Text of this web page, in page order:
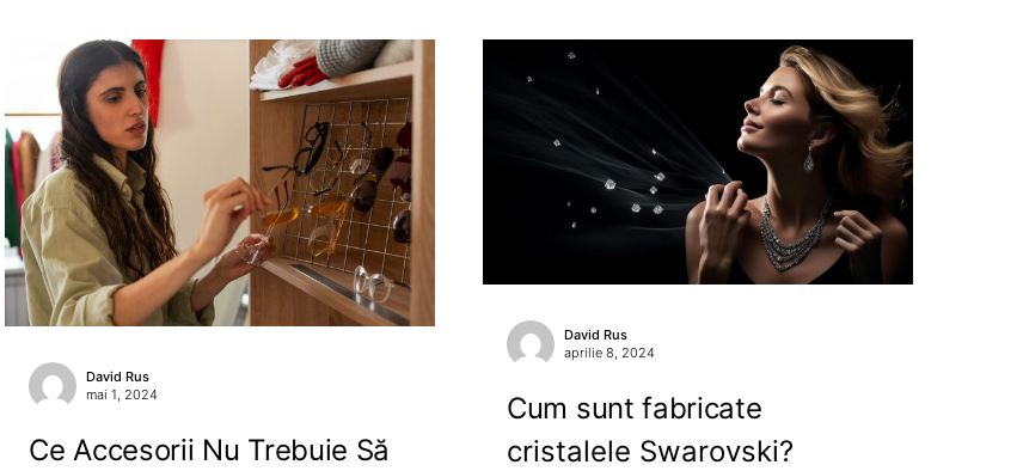
David Rus
mai 1, 2024
Ce Accesorii Nu Trebuie Să
David Rus
aprilie 8, 2024
Cum sunt fabricate
cristalele Swarovski?